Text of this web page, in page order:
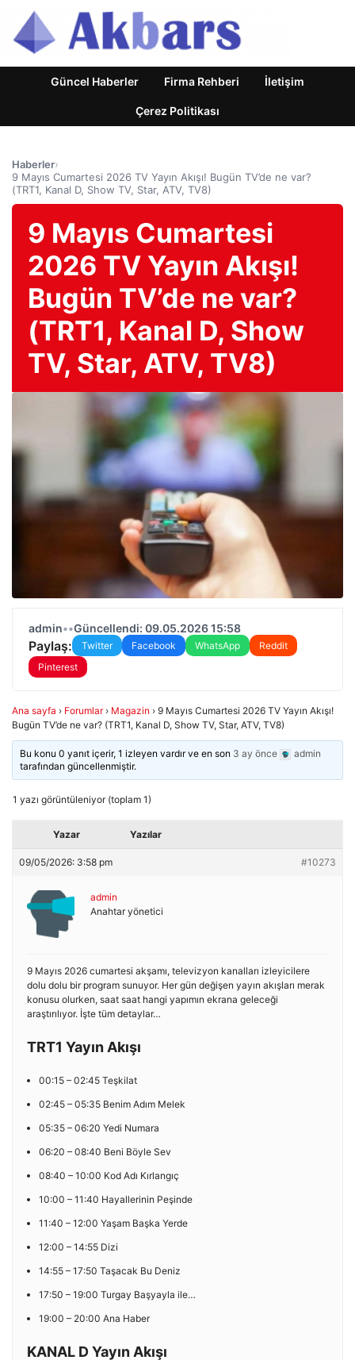
Güncel Haberler Firma Rehberi İletişim
Çerez Politikası
Haberler›
9 Mayıs Cumartesi 2026 TV Yayın Akışı! Bugün TV’de ne var?
(TRT1, Kanal D, Show TV, Star, ATV, TV8)
9 Mayıs Cumartesi
2026 TV Yayın Akışı!
Bugün TV’de ne var?
(TRT1, Kanal D, Show
TV, Star, ATV, TV8)
admin••Güncellendi: 09.05.2026 15:58
Paylaş: Twitter Facebook WhatsApp
Reddit
Pinterest
Ana sayfa › Forumlar › Magazin › 9 Mayıs Cumartesi 2026 TV Yayın Akışı!
Bugün TV’de ne var? (TRT1, Kanal D, Show TV, Star, ATV, TV8)
Bu konu 0 yanıt içerir, 1 izleyen vardır ve en son 3 ay önce
admin
tarafından güncellenmiştir.
1 yazı görüntüleniyor (toplam 1)
Yazar Yazılar
09/05/2026: 3:58 pm #10273
admin
Anahtar yönetici
9 Mayıs 2026 cumartesi akşamı, televizyon kanalları izleyicilere
dolu dolu bir program sunuyor. Her gün değişen yayın akışları merak
konusu olurken, saat saat hangi yapımın ekrana geleceği
araştırılıyor. İşte tüm detaylar…
TRT1 Yayın Akışı
00:15 – 02:45 Teşkilat
02:45 – 05:35 Benim Adım Melek
05:35 – 06:20 Yedi Numara
06:20 – 08:40 Beni Böyle Sev
08:40 – 10:00 Kod Adı Kırlangıç
10:00 – 11:40 Hayallerinin Peşinde
11:40 – 12:00 Yaşam Başka Yerde
12:00 – 14:55 Dizi
14:55 – 17:50 Taşacak Bu Deniz
17:50 – 19:00 Turgay Başyayla ile…
19:00 – 20:00 Ana Haber
KANAL D Yayın Akışı